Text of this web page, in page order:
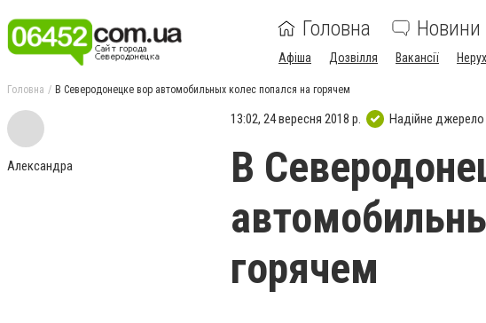
Головна Новини
Афіша Дозвілля Вакансії
Головна В Северодонецке вор автомобильных колес попался на горячем
Александра
13:02, 24 вересня 2018 р. Надійне джерело
В
горячем